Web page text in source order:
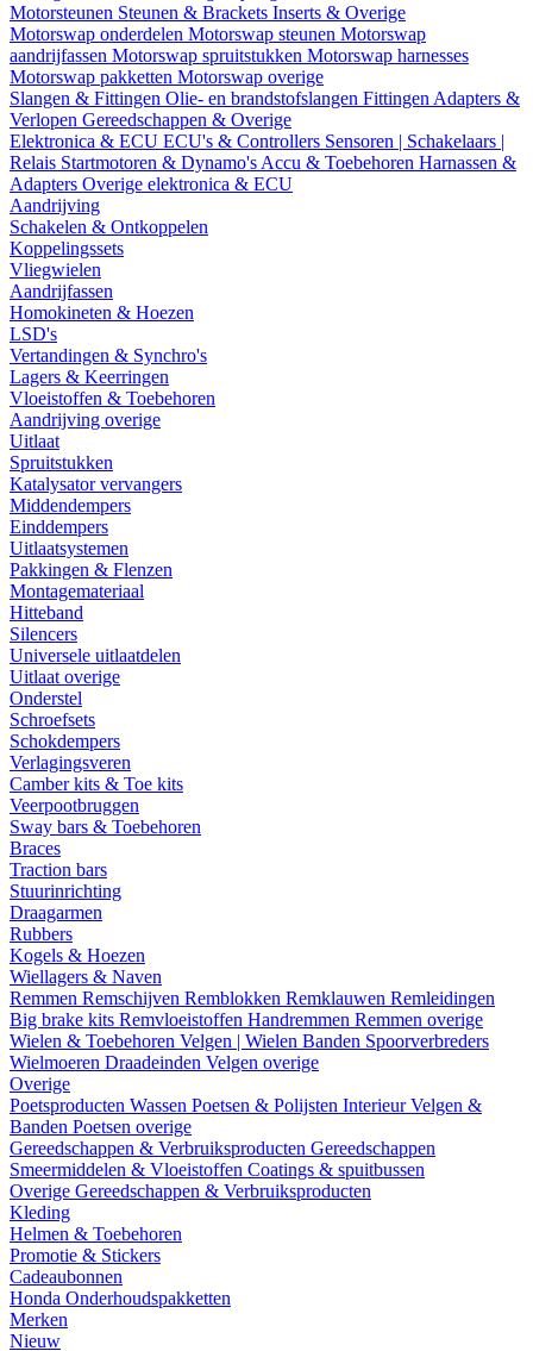
Motorsteunen Steunen & Brackets Inserts & Overige
Motorswap onderdelen Motorswap steunen Motorswap
aandrijfassen Motorswap spruitstukken Motorswap harnesses
Motorswap pakketten Motorswap overige
Slangen & Fittingen Olie- en brandstofslangen Fittingen Adapters &
Verlopen Gereedschappen & Overige
Elektronica & ECU ECU's & Controllers Sensoren | Schakelaars |
Relais Startmotoren & Dynamo's Accu & Toebehoren Harnassen &
Adapters Overige elektronica & ECU
Aandrijving
Schakelen & Ontkoppelen
Koppelingssets
Vliegwielen
Aandrijfassen
Homokineten & Hoezen
LSD's
Vertandingen & Synchro's
Lagers & Keerringen
Vloeistoffen & Toebehoren
Aandrijving overige
Uitlaat
Spruitstukken
Katalysator vervangers
Middendempers
Einddempers
Uitlaatsystemen
Pakkingen & Flenzen
Montagemateriaal
Hitteband
Silencers
Universele uitlaatdelen
Uitlaat overige
Onderstel
Schroefsets
Schokdempers
Verlagingsveren
Camber kits & Toe kits
Veerpootbruggen
Sway bars & Toebehoren
Braces
Traction bars
Stuurinrichting
Draagarmen
Rubbers
Kogels & Hoezen
Wiellagers & Naven
Remmen Remschijven Remblokken Remklauwen Remleidingen
Big brake kits Remvloeistoffen Handremmen Remmen overige
Wielen & Toebehoren Velgen | Wielen Banden Spoorverbreders
Wielmoeren Draadeinden Velgen overige
Overige
Poetsproducten Wassen Poetsen & Polijsten InterieurVelgen &
Banden Poetsen overige
Gereedschappen & Verbruiksproducten Gereedschappen
Smeermiddelen & Vloeistoffen Coatings & spuitbussen
Overige Gereedschappen & Verbruiksproducten
Kleding
Helmen & Toebehoren
Promotie & Stickers
Cadeaubonnen
Honda Onderhoudspakketten
Merken
Nieuw